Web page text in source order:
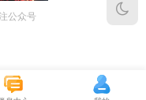
公众号